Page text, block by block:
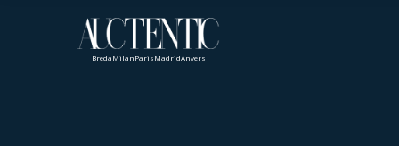
BredaMilanParisMadridAnvers